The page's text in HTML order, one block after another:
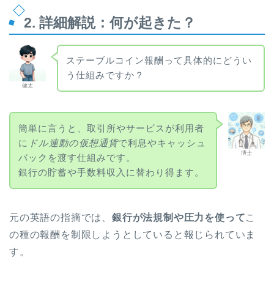
2. 詳細解説：何が起きた？
健太
ステーブルコイン報酬って具体的にどうい
う仕組みですか？
博士
簡単に言うと、取引所やサービスが利用者
に ドル連動の仮想通貨で利息やキャッシュ
バックを渡す仕組みです。
銀行の貯蓄や手数料収入に替わり得ます。
元の英語の指摘では、 銀行が法規制や圧力を使ってこ
の種の報酬を制限しようとしていると報じられていま
す。